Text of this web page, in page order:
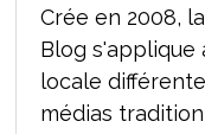
Crée en 2008,
Blog
locale
médias